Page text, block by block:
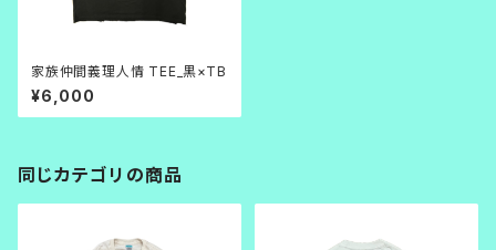
家族仲間義理人情 TEE_黒×TB
¥6,000
同じカテゴリの商品